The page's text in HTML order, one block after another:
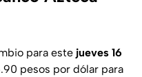
para este jueves 16
pesos por dólar para